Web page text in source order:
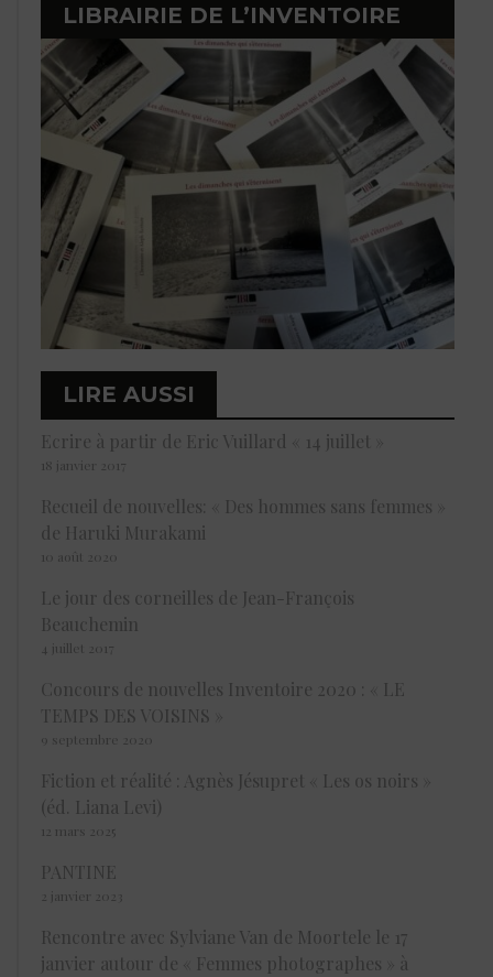
LIBRAIRIE DE L’INVENTOIRE
LIRE AUSSI
Ecrire à partir de Eric Vuillard « 14 juillet »
18 janvier 2017
Recueil de nouvelles: « Des hommes sans femmes »
de Haruki Murakami
10 août 2020
Le jour des corneilles de Jean-François
Beauchemin
4 juillet 2017
Concours de nouvelles Inventoire 2020 : « LE
TEMPS DES VOISINS »
9 septembre 2020
Fiction et réalité : Agnès Jésupret « Les os noirs »
(éd. Liana Levi)
12 mars 2025
PANTINE
2 janvier 2023
Rencontre avec Sylviane Van de Moortele le 17
janvier autour de « Femmes photographes » à